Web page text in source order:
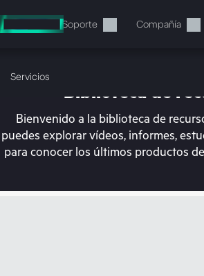
al
contenido
Soporte Compañía
Servicios
En estos
Biblioteca de
Bienvenido a la biblioteca de
puedes explorar vídeos, informes,
para conocer los últimos productos